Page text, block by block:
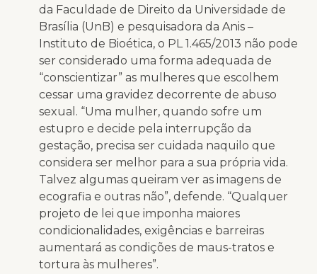
da Faculdade de Direito da Universidade de
Brasília (UnB) e pesquisadora da Anis –
Instituto de Bioética, o PL 1.465/2013 não pode
ser considerado uma forma adequada de
“conscientizar” as mulheres que escolhem
cessar uma gravidez decorrente de abuso
sexual. “Uma mulher, quando sofre um
estupro e decide pela interrupção da
gestação, precisa ser cuidada naquilo que
considera ser melhor para a sua própria vida.
Talvez algumas queiram ver as imagens de
ecografia e outras não”, defende. “Qualquer
projeto de lei que imponha maiores
condicionalidades, exigências e barreiras
aumentará as condições de maus-tratos e
tortura às mulheres”.